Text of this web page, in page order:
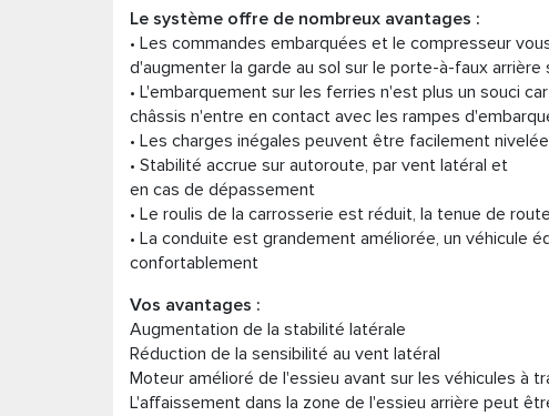
Le système offre de nombreux avantages :
• Les commandes embarquées et le compresseur
d'augmenter la garde au sol sur le porte-à-faux
• L'embarquement sur les ferries n'est plus un souci
châssis n'entre en contact avec les rampes
• Les charges inégales peuvent être facilement
• Stabilité accrue sur autoroute, par vent latéral et
en cas de dépassement
• Le roulis de la carrosserie est réduit, la tenue de
• La conduite est grandement améliorée, un véhicule
confortablement
Vos avantages :
Augmentation de la stabilité latérale
Réduction de la sensibilité au vent latéral
Moteur amélioré de l'essieu avant sur les véhicules à
L'affaissement dans la zone de l'essieu arrière peut